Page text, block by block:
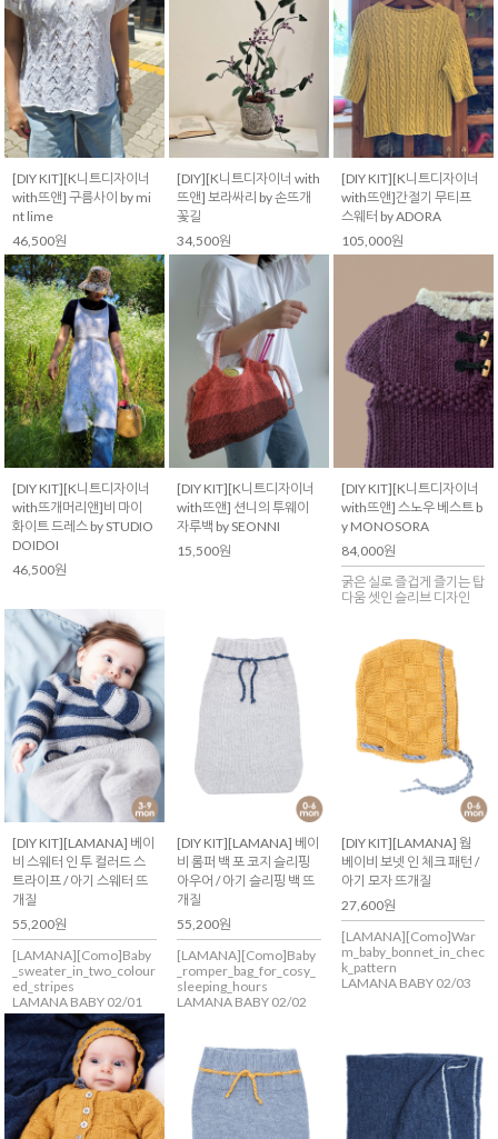
[DIY KIT][K니트디자이너
with뜨앤] 구름사이 by mi
nt lime
46,500원
[DIY][K니트디자이너 with
뜨앤] 보라싸리 by 손뜨개
꽃길
34,500원
[DIY KIT][K니트디자이너
with뜨앤]간절기 무티프
스웨터 by ADORA
105,000원
[DIY KIT][K니트디자이너
with뜨개머리앤]비 마이
화이트 드레스 by STUDIO
DOIDOI
46,500원
[DIY KIT][K니트디자이너
with뜨앤] 션니의 투웨이
자루백 by SEONNI
15,500원
[DIY KIT][K니트디자이너
with뜨앤] 스노우 베스트 b
y MONOSORA
84,000원
굵은 실로 즐겁게 즐기는 탑
다움 셋인 슬리브 디자인
[DIY KIT][LAMANA] 베이
비 스웨터 인 투 컬러드 스
트라이프 / 아기 스웨터 뜨
개질
55,200원
[LAMANA][Como]Baby
_sweater_in_two_colour
ed_stripes
LAMANA BABY 02/01
[DIY KIT][LAMANA] 베이
비 롬퍼 백 포 코지 슬리핑
아우어 / 아기 슬리핑 백 뜨
개질
55,200원
[LAMANA][Como]Baby
_romper_bag_for_cosy_
sleeping_hours
LAMANA BABY 02/02
[DIY KIT][LAMANA] 웜
베이비 보넷 인 체크 패턴 /
아기 모자 뜨개질
27,600원
[LAMANA][Como]War
m_baby_bonnet_in_chec
k_pattern
LAMANA BABY 02/03